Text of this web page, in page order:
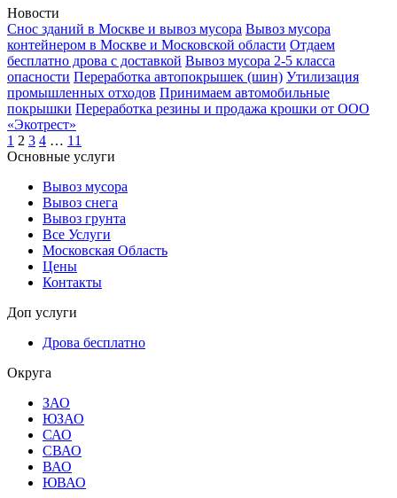
Новости
Снос зданий в Москве и вывоз мусора Вывоз мусора
контейнером в Москве и Московской области Отдаем
бесплатно дрова с доставкой Вывоз мусора 2-5 класса
опасности Переработка автопокрышек (шин) Утилизация
промышленных отходов Принимаем автомобильные
покрышки Переработка резины и продажа крошки от ООО
«Экотрест»
1 2 3 4 … 11
Основные услуги
Вывоз мусора
Вывоз снега
Вывоз грунта
Все Услуги
Московская Область
Цены
Контакты
Доп услуги
Дрова бесплатно
Округа
ЗАО
ЮЗАО
САО
СВАО
ВАО
ЮВАО